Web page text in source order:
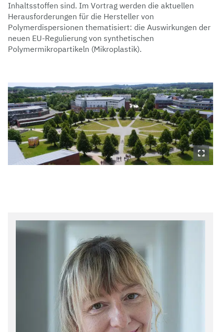
Inhaltsstoffen sind. Im Vortrag werden die aktuellen
Herausforderungen für die Hersteller von
Polymerdispersionen thematisiert: die Auswirkungen der
neuen EU-Regulierung von synthetischen
Polymermikropartikeln (Mikroplastik).